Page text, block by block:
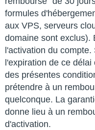
formules
aux VPS, serveurs
domaine sont exclus).
l'activation du
l'expiration de ce
des présentes
prétendre à un
quelconque. La
donne lieu à un
d'activation.